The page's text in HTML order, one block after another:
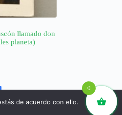
llamado don
planeta)
0
de acuerdo con ello.